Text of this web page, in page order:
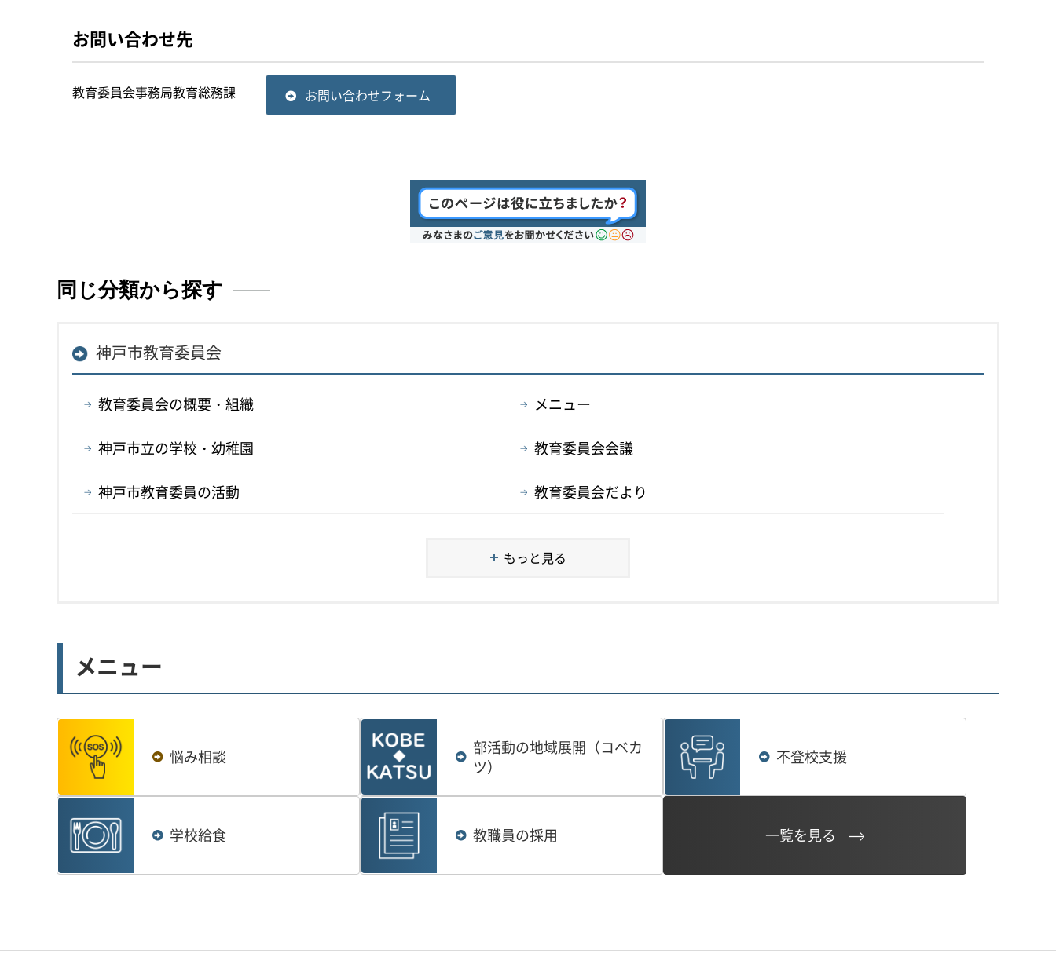
お問い合わせ先
教育委員会事務局教育総務課 お問い合わせフォーム
同じ分類から探す
神戸市教育委員会
教育委員会の概要・組織 メニュー
神戸市立の学校・幼稚園 教育委員会会議
神戸市教育委員の活動 教育委員会だより
もっと見る
メニュー
悩み相談
部活動の地域展開（コベカ
ツ）
不登校支援
学校給食 教職員の採用 一覧を見る